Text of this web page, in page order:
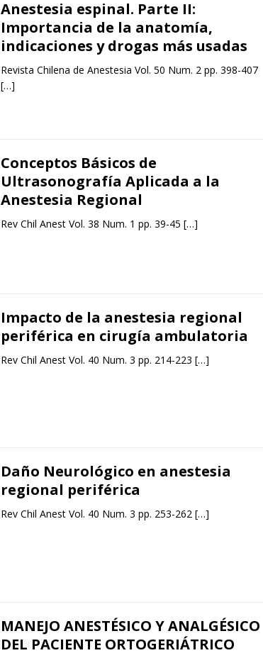
Anestesia espinal. Parte II:
Importancia de la anatomía,
indicaciones y drogas más usadas
Revista Chilena de Anestesia Vol. 50 Num. 2 pp. 398-407
[…]
Conceptos Básicos de
Ultrasonografía Aplicada a la
Anestesia Regional
Rev Chil Anest Vol. 38 Num. 1 pp. 39-45 […]
Impacto de la anestesia regional
periférica en cirugía ambulatoria
Rev Chil Anest Vol. 40 Num. 3 pp. 214-223 […]
Daño Neurológico en anestesia
regional periférica
Rev Chil Anest Vol. 40 Num. 3 pp. 253-262 […]
MANEJO ANESTÉSICO Y ANALGÉSICO
DEL PACIENTE ORTOGERIÁTRICO